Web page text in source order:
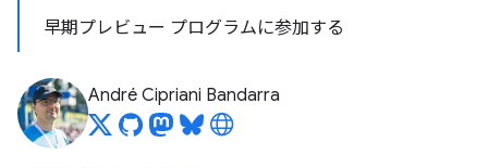
早期プレビュー プログラムに参加する
André Cipriani Bandarra